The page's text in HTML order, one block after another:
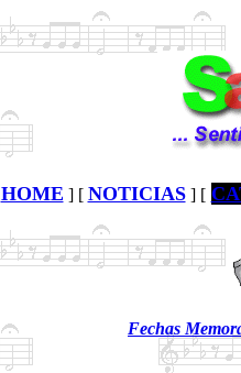
HOME ] [ NOTICIAS] [
Fechas